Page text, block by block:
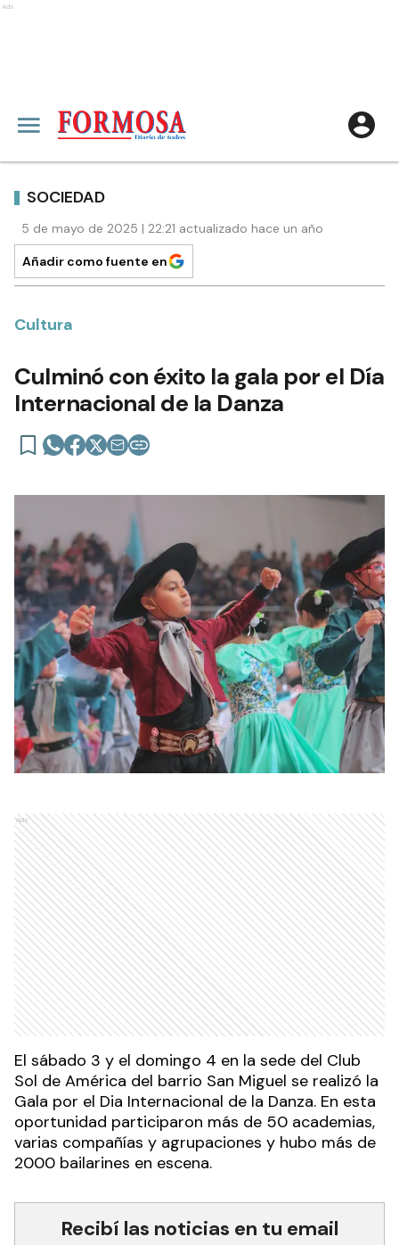
Ads
SOCIEDAD
5 de mayo de 2025 | 22:21 actualizado hace un año
Añadir como fuente en
Cultura
Culminó con éxito la gala por el Día
Internacional de la Danza
Ads
El sábado 3 y el domingo 4 en la sede del Club
Sol de América del barrio San Miguel se realizó la
Gala por el Dia Internacional de la Danza. En esta
oportunidad participaron más de 50 academias,
varias compañías y agrupaciones y hubo más de
2000 bailarines en escena.
Recibí las noticias en tu email